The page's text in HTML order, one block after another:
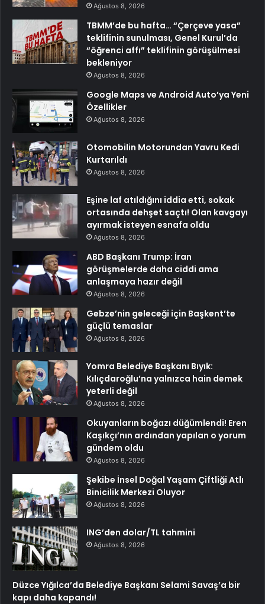
Ağustos 8, 2026
TBMM’de bu hafta… “Çerçeve yasa”
teklifinin sunulması, Genel Kurul’da
“öğrenci affı” teklifinin görüşülmesi
bekleniyor
Ağustos 8, 2026
Google Maps ve Android Auto’ya Yeni
Özellikler
Ağustos 8, 2026
Otomobilin Motorundan Yavru Kedi
Kurtarıldı
Ağustos 8, 2026
Eşine laf atıldığını iddia etti, sokak
ortasında dehşet saçtı! Olan kavgayı
ayırmak isteyen esnafa oldu
Ağustos 8, 2026
ABD Başkanı Trump: İran
görüşmelerde daha ciddi ama
anlaşmaya hazır değil
Ağustos 8, 2026
Gebze’nin geleceği için Başkent’te
güçlü temaslar
Ağustos 8, 2026
Yomra Belediye Başkanı Bıyık:
Kılıçdaroğlu’na yalnızca hain demek
yeterli değil
Ağustos 8, 2026
Okuyanların boğazı düğümlendi! Eren
Kaşıkçı’nın ardından yapılan o yorum
gündem oldu
Ağustos 8, 2026
Şekibe İnsel Doğal Yaşam Çiftliği Atlı
Binicilik Merkezi Oluyor
Ağustos 8, 2026
ING’den dolar/TL tahmini
Ağustos 8, 2026
Düzce Yığılca’da Belediye Başkanı Selami Savaş’a bir
kapı daha kapandı!